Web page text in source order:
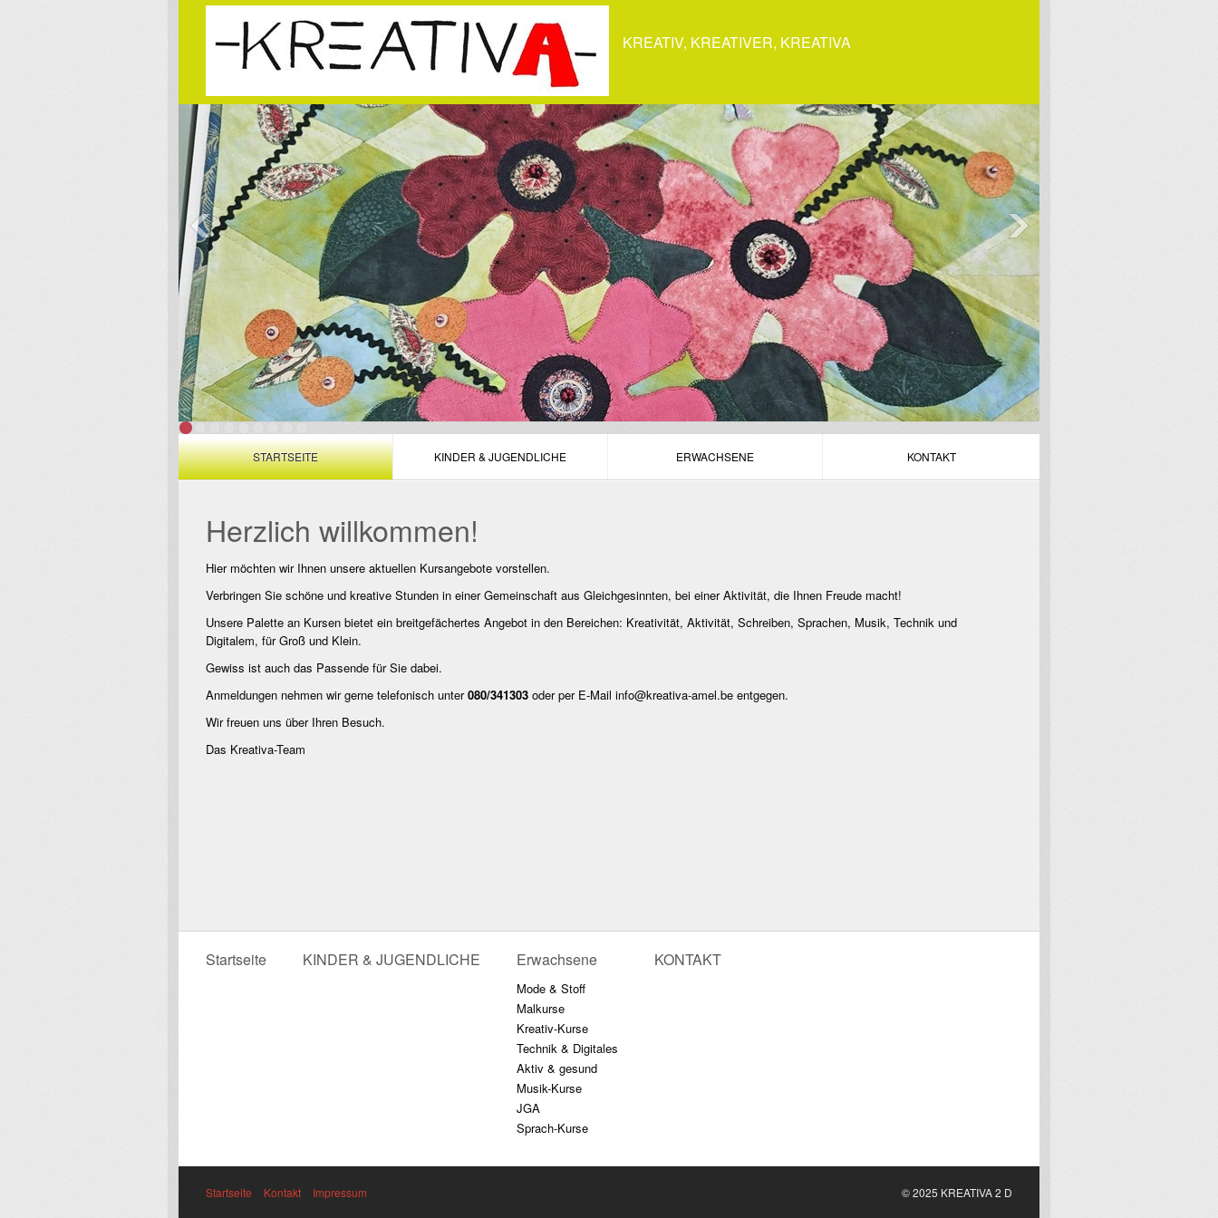
KREATIV, KREATIVER, KREATIVA
STARTSEITE KINDER & JUGENDLICHE ERWACHSENE KONTAKT
Herzlich willkommen!
Hier möchten wir Ihnen unsere aktuellen Kursangebote vorstellen.
Verbringen Sie schöne und kreative Stunden in einer Gemeinschaft aus Gleichgesinnten, bei einer Aktivität, die Ihnen Freude macht!
Unsere Palette an Kursen bietet ein breitgefächertes Angebot in den Bereichen: Kreativität, Aktivität, Schreiben, Sprachen, Musik, Technik und
Digitalem, für Groß und Klein.
Gewiss ist auch das Passende für Sie dabei.
Anmeldungen nehmen wir gerne telefonisch unter080/341303 oder per E-Mail info@kreativa-amel.be entgegen.
Wir freuen uns über Ihren Besuch.
​Das Kreativa-Team
Startseite KINDER & JUGENDLICHE Erwachsene
Mode & Stoff
Malkurse
Kreativ-Kurse
Technik & Digitales
Aktiv & gesund
Musik-Kurse
JGA
Sprach-Kurse
KONTAKT
Startseite Kontakt Impressum © 2025 KREATIVA 2 D